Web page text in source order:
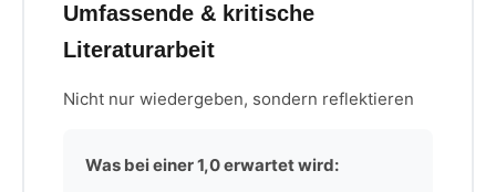
Umfassende & kritische
Literaturarbeit
Nicht nur wiedergeben, sondern reflektieren
Was bei einer 1,0 erwartet wird: